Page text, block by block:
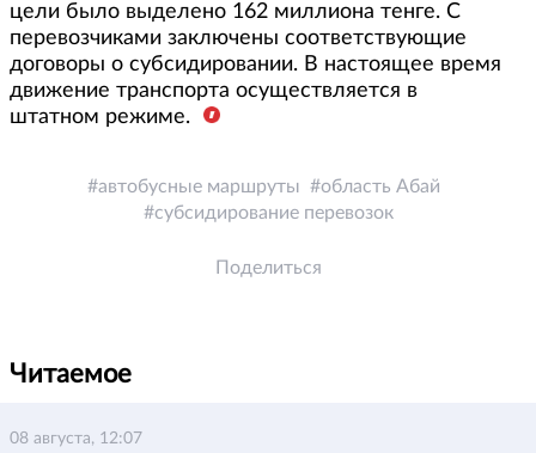
цели было выделено 162 миллиона тенге. С
перевозчиками заключены соответствующие
договоры о субсидировании. В настоящее время
движение транспорта осуществляется в
штатном режиме.
автобусные маршруты
область Абай
субсидирование перевозок
Поделиться
Читаемое
08 августа, 12:07